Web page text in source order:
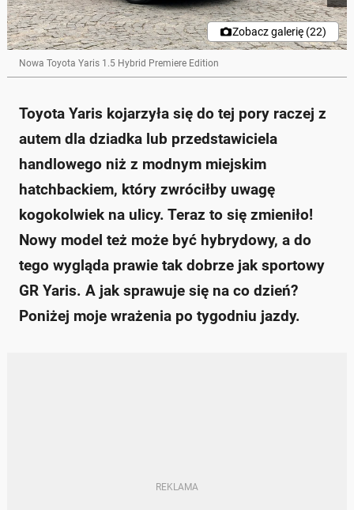
Zobacz galerię (22)
Nowa Toyota Yaris 1.5 Hybrid Premiere Edition
Toyota Yaris kojarzyła się do tej pory raczej z
autem dla dziadka lub przedstawiciela
handlowego niż z modnym miejskim
hatchbackiem, który zwróciłby uwagę
kogokolwiek na ulicy. Teraz to się zmieniło!
Nowy model też może być hybrydowy, a do
tego wygląda prawie tak dobrze jak sportowy
GR Yaris. A jak sprawuje się na co dzień?
Poniżej moje wrażenia po tygodniu jazdy.